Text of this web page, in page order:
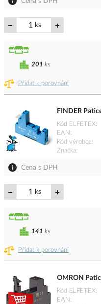
ks
Přidat k porovnání
201 ks
FINDER
Kód ELFETEX
EAN
Kód výrobce
Značka
Cena s DPH
ks
Přidat k porovnání
141 ks
OMRON
Kód ELFETEX
EAN